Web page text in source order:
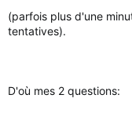
(parfois plus d'une
tentatives).
D'où mes 2 questions: